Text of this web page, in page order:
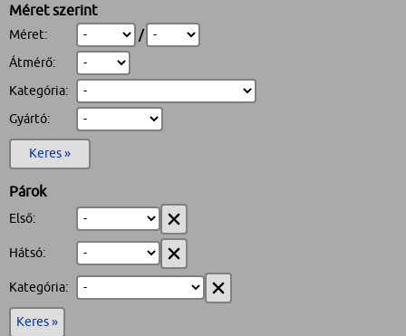
Méret szerint
Méret:
/
Átmérő:
Kategória:
Gyártó:
Keres »
Párok
Első:
Hátsó:
Kategória:
Keres »